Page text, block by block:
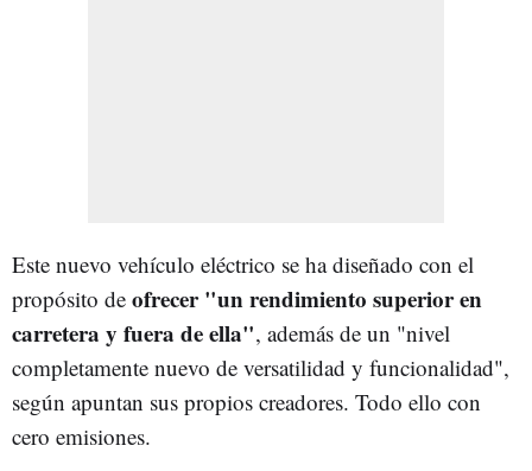
Este nuevo vehículo eléctrico se ha diseñado con el
propósito de ofrecer "un rendimiento superior en
carretera y fuera de ella", además de un "nivel
completamente nuevo de versatilidad y funcionalidad",
según apuntan sus propios creadores. Todo ello con
cero emisiones.